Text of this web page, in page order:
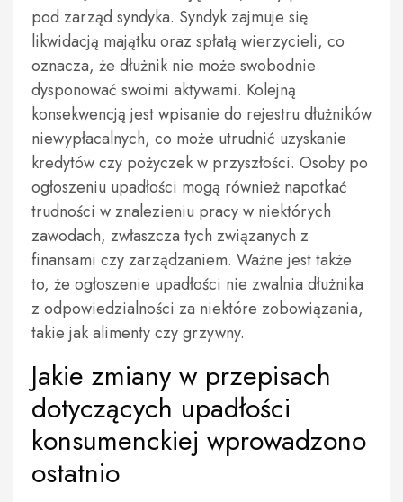
pod zarząd syndyka. Syndyk zajmuje się
likwidacją majątku oraz spłatą wierzycieli, co
oznacza, że dłużnik nie może swobodnie
dysponować swoimi aktywami. Kolejną
konsekwencją jest wpisanie do rejestru dłużników
niewypłacalnych, co może utrudnić uzyskanie
kredytów czy pożyczek w przyszłości. Osoby po
ogłoszeniu upadłości mogą również napotkać
trudności w znalezieniu pracy w niektórych
zawodach, zwłaszcza tych związanych z
finansami czy zarządzaniem. Ważne jest także
to, że ogłoszenie upadłości nie zwalnia dłużnika
z odpowiedzialności za niektóre zobowiązania,
takie jak alimenty czy grzywny.
Jakie zmiany w przepisach
dotyczących upadłości
konsumenckiej wprowadzono
ostatnio